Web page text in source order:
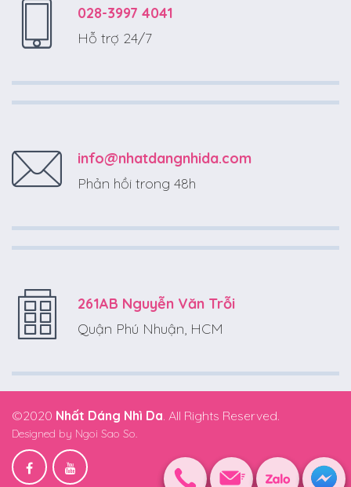
028-3997 4041
Hỗ trợ 24/7
info@nhatdangnhida.com
Phản hồi trong 48h
261AB Nguyễn Văn Trỗi
Quận Phú Nhuận, HCM
©2020 Nhất Dáng Nhì Da. All Rights Reserved.
Designed by Ngoi Sao So.